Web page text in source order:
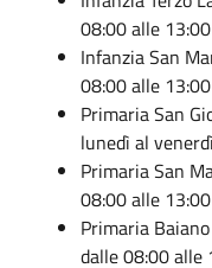
08:00alle 13:00
Infanzia San
08:00alle 13:00
Primaria San
lunedì al venerdì
Primaria San
08:00alle 13:00
Primaria Baiano
dalle 08:00alle